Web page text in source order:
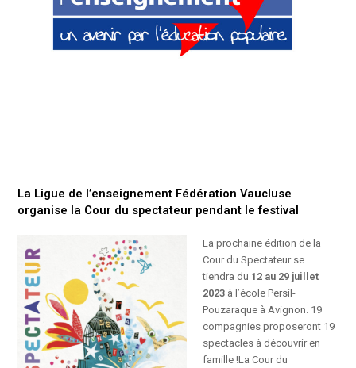
La Ligue de l’enseignement Fédération Vaucluse
organise la Cour du spectateur pendant le festival
La prochaine édition de la
Cour du Spectateur se
tiendra du 12 au 29 juillet
2023 à l’école Persil-
Pouzaraque à Avignon. 19
compagnies proposeront 19
spectacles à découvrir en
famille !La Cour du